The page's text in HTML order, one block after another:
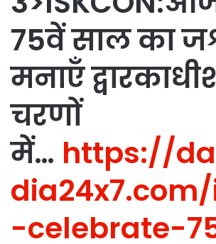
75वें साल का
मनाएँ
चरणों
में… https://
-celebrate-